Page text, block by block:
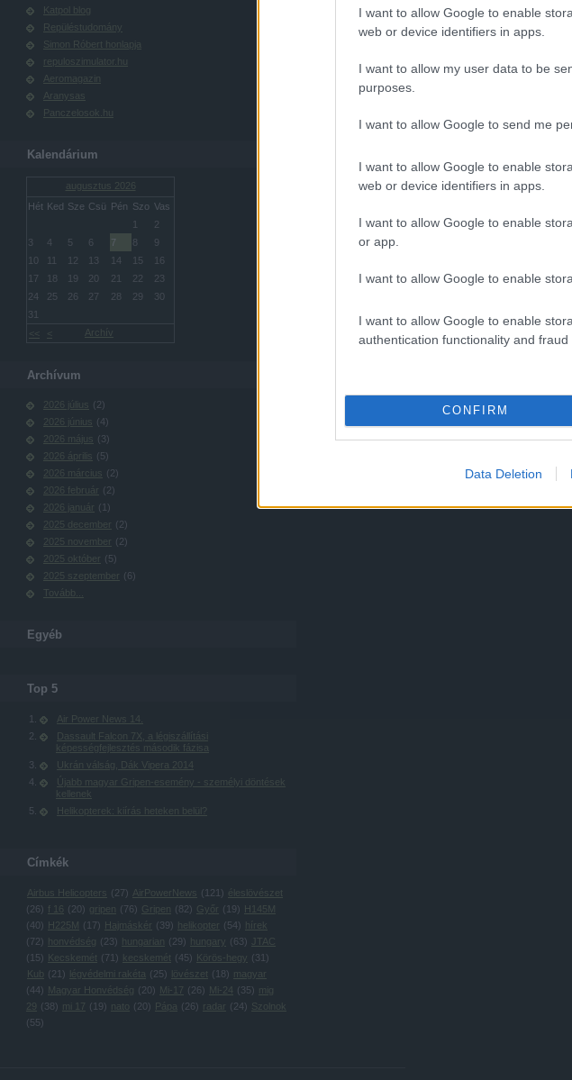
I want to allow Google to enable
web or device identifiers in apps.
I want to allow my user data to be
purposes.
I want to allow Google to send me
I want to allow Google to enable
web or device identifiers in apps.
I want to allow Google to enable
or app.
I want to allow Google to enable
I want to allow Google to enable
authentication functionality and
CONFIRM
Data Deletion
Katpol blog
Repüléstudomány
Simon Róbert honlapja
repuloszimulator.hu
Aeromagazin
Aranysas
Panczelosok.hu
Kalendárium
augusztus 2026
Hét Ked Sze Csü Pén Szo Vas
Archív
1
2
3
4 5 6 7 8
9
10
11 12 13 14 15
16
17
18 19 20 21 22
23
24
25 26 27 28 29
30
31
Archívum
2026 július (2)
2026 június (4)
2026 május (3)
2026 április (5)
2026 március (2)
2026 február (2)
2026 január ( 1 )
2025 december (2)
2025 november (2)
2025 október (5)
2025 szeptember (6 )
Tovább
Egyéb
Top 5
Air Power News 14.
Dassault Falcon 7X, a légiszállítási
képességfejlesztés második fázisa
Ukrán válság, Dák Vipera 2014
Újabb magyar Gripen-esemény - személyi döntések
kellenek
Helikopterek: kiírás heteken belül?
Címkék
Airbus Helicopters (27) AirPowerNews ( 121 ) éleslövészet
(26 ) f 16 (20) gripen (76 ) Gripen (82) Győr ( 19) H145M
(40) H225M ( 17) Hajmáskér (39) helikopter (54) hírek
(72) honvédség (23) hungarian (29) hungary (63)
JTAC
( 15) Kecskemét (71 ) kecskemét (45) Körös-hegy (31 )
Kub
(21 ) légvédelmi rakéta (25) lövészet ( 18) magyar
(44) Magyar Honvédség (20) Mi-17 (26 ) Mi-24 (35) mig
29 (38) mi 17 ( 19) nato (20) Pápa (26 ) radar (24) Szolnok
(55)